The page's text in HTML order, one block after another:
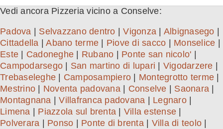
Vedi ancora Pizzeria vicino a Conselve:
Padova Selvazzano dentro |Vigonza Albignasego
Cittadella |Abano terme Piove di sacco Monselice
Este
Cadoneghe Rubano Ponte san nicolo'
Campodarsego
San martino di lupari Vigodarzere
Trebaseleghe
Camposampiero Montegrotto terme
Mestrino
Noventa padovana| Conselve Saonara
Montagnana |Villafranca padovana Legnaro|
Limena
Piazzola sul brenta Villa estense
Polverara
Ponso Ponte di brenta| Villa di teolo